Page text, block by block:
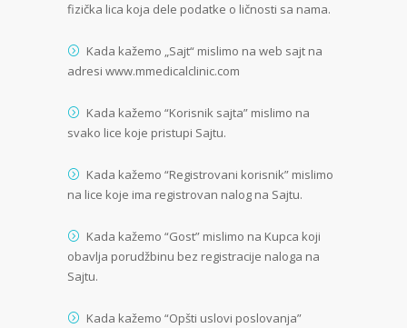
fizička lica koja dele podatke o ličnosti sa nama.
Kada kažemo „Sajt“ mislimo na web sajt na
adresi www.mmedicalclinic.com
Kada kažemo “Korisnik sajta” mislimo na
svako lice koje pristupi Sajtu.
Kada kažemo “Registrovani korisnik” mislimo
na lice koje ima registrovan nalog na Sajtu.
Kada kažemo “Gost” mislimo na Kupca koji
obavlja porudžbinu bez registracije naloga na
Sajtu.
Kada kažemo “Opšti uslovi poslovanja”